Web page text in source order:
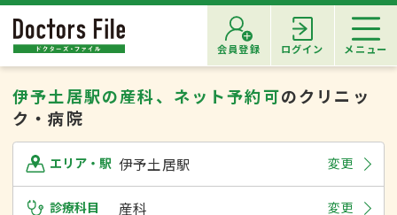
会員登録 ログイン メニュー
伊予土居駅の産科、ネット予約可のクリニッ
ク・病院
エリア・駅 伊予土居駅 変更
診療科目 産科 変更